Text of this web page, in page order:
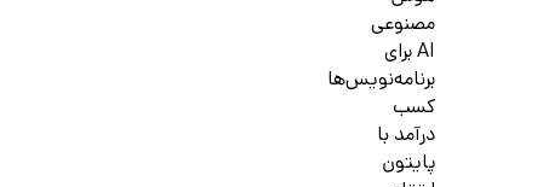
مصنوعی
AI برای
برنامه‌نویس‌ها
کسب
درآمد با
پایتون